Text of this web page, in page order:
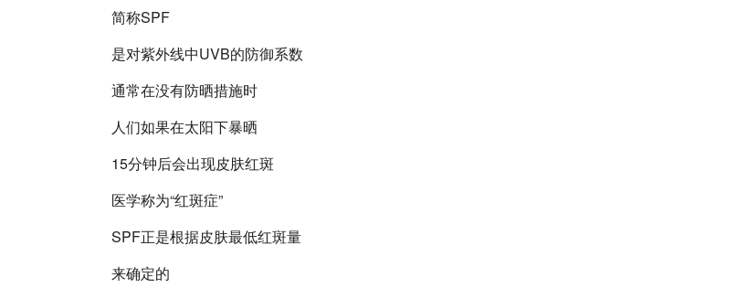
简称SPF
是对紫外线中UVB的防御系数
通常在没有防晒措施时
人们如果在太阳下暴晒
15分钟后会出现皮肤红斑
医学称为“红斑症”
SPF正是根据皮肤最低红斑量
来确定的